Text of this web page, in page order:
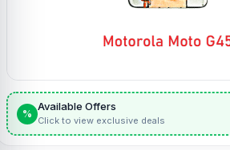
%
Available Offers
Click to view exclusive deals